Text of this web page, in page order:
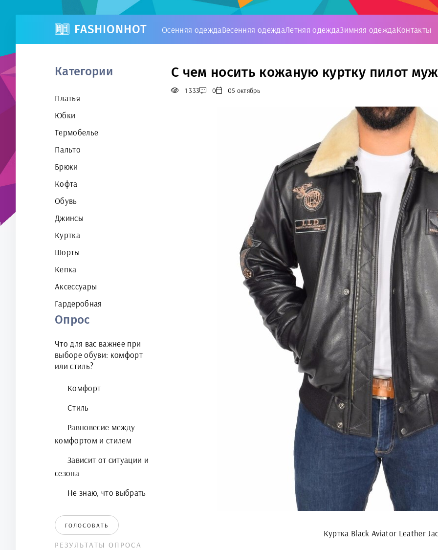
FASHIONHOT Осенняя одеждаВесенняя одеждаЛетняя одеждаЗимняя одеждаКонтакты
Категории
Платья
Юбки
Термобелье
Пальто
Брюки
Кофта
Обувь
Джинсы
Куртка
Шорты
Кепка
Аксессуары
Гардеробная
Опрос
Что для вас важнее при
выборе обуви: комфорт
или стиль?
Комфорт
Стиль
Равновесие между
комфортом и стилем
Зависит от ситуации и
сезона
Не знаю, что выбрать
ГОЛОСОВАТЬ
РЕЗУЛЬТАТЫ ОПРОСА
С чем носить кожаную куртку пилот
1 333 0 05 октябрь
Куртка Black Aviator Leather